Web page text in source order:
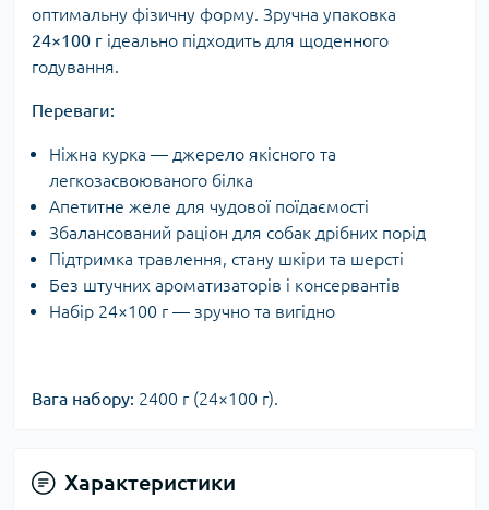
оптимальну фізичну форму. Зручна упаковка
24×100 г ідеально підходить для щоденного
годування.
Переваги:
Ніжна курка — джерело якісного та
легкозасвоюваного білка
Апетитне желе для чудової поїдаємості
Збалансований раціон для собак дрібних порід
Підтримка травлення, стану шкіри та шерсті
Без штучних ароматизаторів і консервантів
Набір 24×100 г — зручно та вигідно
Вага набору: 2400 г (24×100 г).
Характеристики